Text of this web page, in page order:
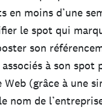
en moins d’une
le spot qui
son
à son
Web (grâce à une
nom de